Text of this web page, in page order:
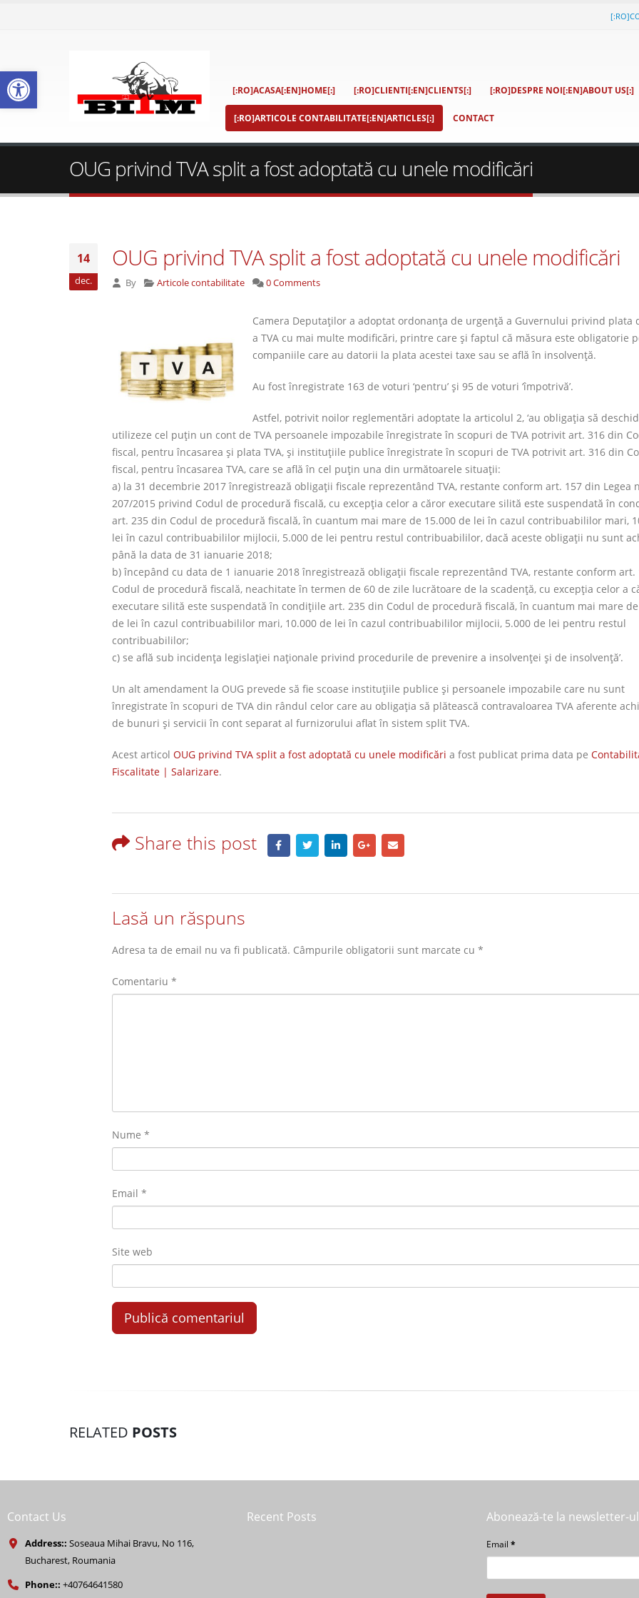
[:RO]ACASA[:EN]HOME[:] [:RO]CLIENTI[:EN]CLIENTS[:] [:RO]DESPRE NOI[:EN]ABOUT US[:]
[:RO]ARTICOLE CONTABILITATE[:EN]ARTICLES[:] CONTACT
OUG privind TVA split a fost adoptată cu unele modificări
14
dec.
OUG privind TVA split a fost adoptată cu unele modificări
By Articole contabilitate 0 Comments
Camera Deputaţilor a adoptat ordonanţa de urgenţă a Guvernului privind plata
a TVA cu mai multe modificări, printre care şi faptul că măsura este obligatorie
companiile care au datorii la plata acestei taxe sau se află în insolvenţă.
Au fost înregistrate 163 de voturi ‘pentru’ şi 95 de voturi ‘împotrivă’.
Astfel, potrivit noilor reglementări adoptate la articolul 2, ‘au obligaţia să
utilizeze cel puţin un cont de TVA persoanele impozabile înregistrate în scopuri de TVA potrivit art. 316 din
fiscal, pentru încasarea şi plata TVA, şi instituţiile publice înregistrate în scopuri de TVA potrivit art. 316 din
fiscal, pentru încasarea TVA, care se află în cel puţin una din următoarele situaţii:
a) la 31 decembrie 2017 înregistrează obligaţii fiscale reprezentând TVA, restante conform art. 157 din Legea
207/2015 privind Codul de procedură fiscală, cu excepţia celor a căror executare silită este suspendată în
art. 235 din Codul de procedură fiscală, în cuantum mai mare de 15.000 de lei în cazul contribuabililor mari,
lei în cazul contribuabililor mijlocii, 5.000 de lei pentru restul contribuabililor, dacă aceste obligaţii nu sunt
până la data de 31 ianuarie 2018;
b) începând cu data de 1 ianuarie 2018 înregistrează obligaţii fiscale reprezentând TVA, restante conform art.
Codul de procedură fiscală, neachitate în termen de 60 de zile lucrătoare de la scadenţă, cu excepţia celor a
executare silită este suspendată în condiţiile art. 235 din Codul de procedură fiscală, în cuantum mai mare
de lei în cazul contribuabililor mari, 10.000 de lei în cazul contribuabililor mijlocii, 5.000 de lei pentru restul
contribuabililor;
c) se află sub incidenţa legislaţiei naţionale privind procedurile de prevenire a insolvenţei şi de insolvenţă’.
Un alt amendament la OUG prevede să fie scoase instituţiile publice şi persoanele impozabile care nu sunt
înregistrate în scopuri de TVA din rândul celor care au obligaţia să plătească contravaloarea TVA aferente
de bunuri şi servicii în cont separat al furnizorului aflat în sistem split TVA.
Acest articol OUG privind TVA split a fost adoptată cu unele modificări a fost publicat prima data pe
Fiscalitate | Salarizare.
Share this post
Lasă un răspuns
Adresa ta de email nu va fi publicată. Câmpurile obligatorii sunt marcate cu *
Comentariu *
Nume *
Email *
Site web
RELATED POSTS
Contact Us
Address:: Soseaua Mihai Bravu, No 116,
Bucharest, Roumania
Phone:: +40764641580
Recent Posts Abonează-te la newsletter-
Email *
Deschide bara de unelte